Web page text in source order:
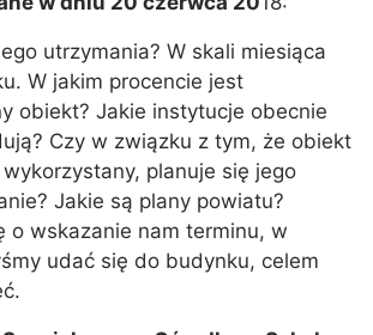
utrzymania? W skali miesiąca
W jakim procencie jest
obiekt? Jakie instytucje obecnie
Czy w związku z tym, że obiekt
wykorzystany, planuje się jego
Jakie są plany powiatu?
o wskazanie nam terminu, w
udać się do budynku, celem